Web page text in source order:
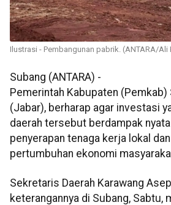
Ilustrasi - Pembangunan pabrik. (ANTARA/
Subang (ANTARA) -
Pemerintah Kabupaten (Pemkab)
(Jabar), berharap agar investasi
daerah tersebut berdampak
penyerapan tenaga kerja lokal
pertumbuhan ekonomi
Sekretaris Daerah Karawang
keterangannya di Subang, Sabtu,